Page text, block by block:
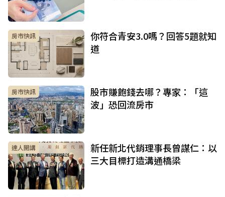
房市快訊
你符合青安3.0嗎？回答5題就知
道
房市快訊
股市賺飽錢去哪？專家：「這
波」恐回流房市
達人開講
新任新北代銷理事長曾謀仁：以
三大目標打造溝通橋梁